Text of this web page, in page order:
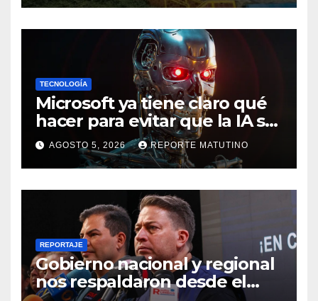
TECNOLOGÍA
Microsoft ya tiene claro qué
hacer para evitar que la IA se
salga de control
AGOSTO 5, 2026 REPORTE MATUTINO
REPORTAJE
Gobierno nacional y regional
nos respaldaron desde el